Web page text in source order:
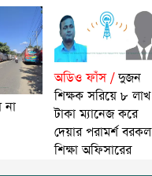
না
অডিও ফাঁস /দুজন
শিক্ষক সরিয়ে ৮ লাখ
টাকা ম্যানেজ করে
দেয়ার পরামর্শ বরকল
শিক্ষা অফিসারের